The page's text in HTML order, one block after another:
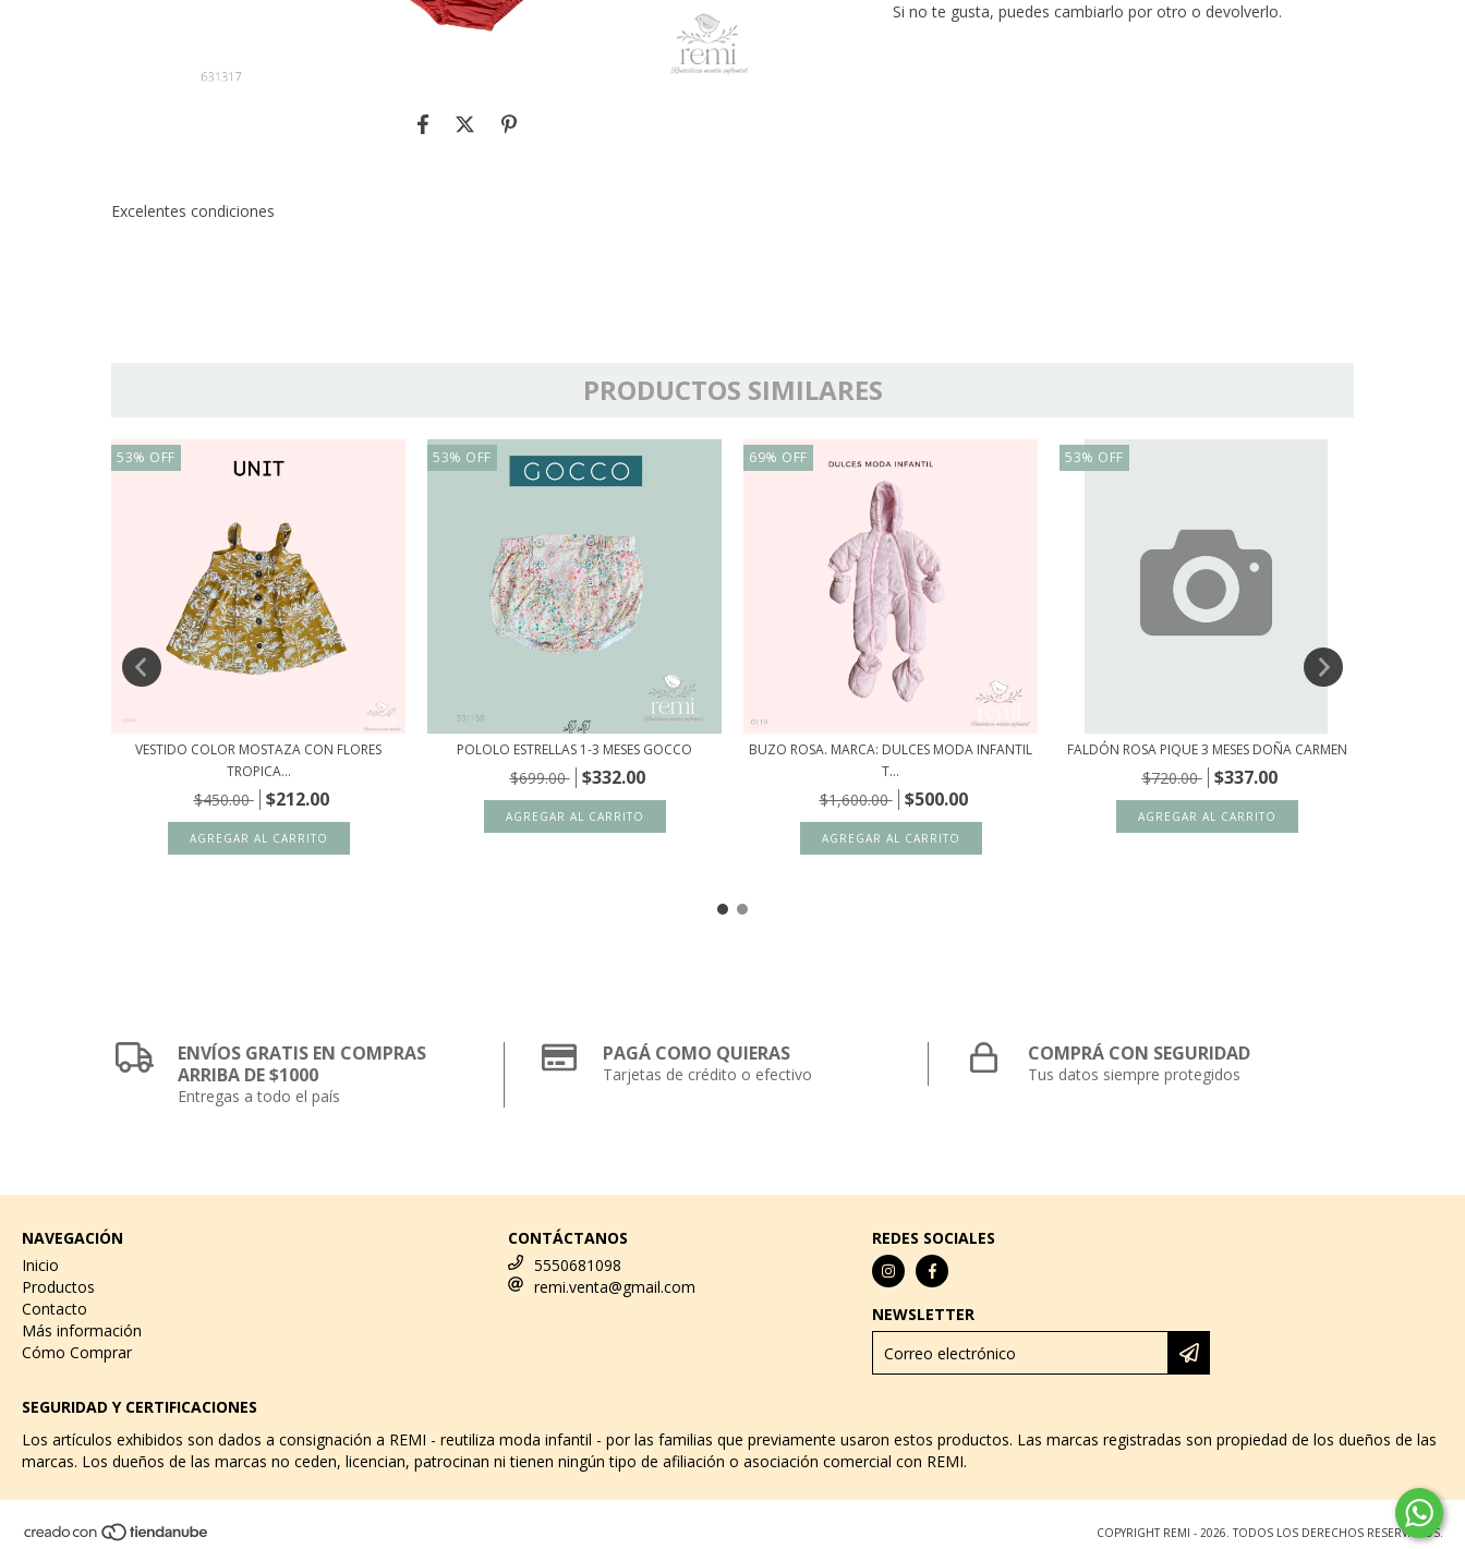
Excelentes condiciones
Si no te gusta, puedes cambiarlo por otro o devolverlo.
PRODUCTOS SIMILARES
53% OFF
VESTIDO COLOR MOSTAZA CON FLORES
TROPICA...
$450.00 $212.00
53% OFF
POLOLO ESTRELLAS 1-3 MESES GOCCO
$699.00 $332.00
69% OFF
BUZO ROSA. MARCA: DULCES MODA INFANTIL
T...
$1,600.00 $500.00
53% OFF
FALDÓN ROSA PIQUE 3 MESES DOÑA CARMEN
$720.00 $337.00
ENVÍOS GRATIS EN COMPRAS
ARRIBA DE $1000
Entregas a todo el país
PAGÁ COMO QUIERAS
Tarjetas de crédito o efectivo
COMPRÁ CON SEGURIDAD
Tus datos siempre protegidos
NAVEGACIÓN
Inicio
Productos
Contacto
Más información
Cómo Comprar
CONTÁCTANOS
5550681098
remi.venta@gmail.com
REDES SOCIALES
NEWSLETTER
SEGURIDAD Y CERTIFICACIONES
Los artículos exhibidos son dados a consignación a REMI - reutiliza moda infantil - por las familias que previamente usaron estos productos. Las marcas registradas son propiedad de los dueños de las
marcas. Los dueños de las marcas no ceden, licencian, patrocinan ni tienen ningún tipo de afiliación o asociación comercial con REMI.
COPYRIGHT REMI - 2026. TODOS LOS DERECHOS RESERVADOS.